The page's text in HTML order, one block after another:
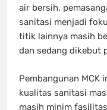
air bersih,
sanitasi menjadi
titik lainnya masih
dan sedang dikebut
Pembangunan MCK
kualitas sanitasi
masih minim